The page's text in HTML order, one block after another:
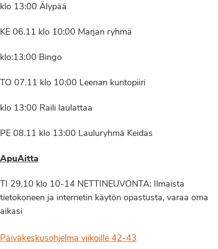
klo 13:00 Älypää
KE 06.11 klo 10:00 Marjan ryhmä
klo:13:00 Bingo
TO 07.11 klo 10:00 Leenan kuntopiiri
klo 13:00 Raili laulattaa
PE 08.11 klo 13:00 Lauluryhmä Keidas
ApuAitta
TI 29.10 klo 10-14 NETTINEUVONTA: Ilmaista
tietokoneen ja internetin käytön opastusta, varaa oma
aikasi
Päiväkeskusohjelma viikoille 42-43